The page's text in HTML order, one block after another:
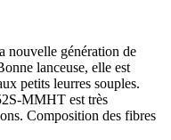
génération de
lanceuse, elle est
petits leurres souples.
MMHT est très
Composition des fibres